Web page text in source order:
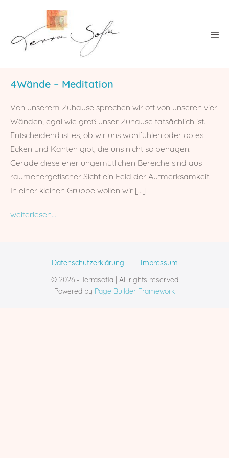
Inhalt
4Wände – Meditation
Von unserem Zuhause sprechen wir oft von unseren vier
Wänden, egal wie groß unser Zuhause tatsächlich ist.
Entscheidend ist es, ob wir uns wohlfühlen oder ob es
Ecken und Kanten gibt, die uns nicht so behagen.
Gerade diese eher ungemütlichen Bereiche sind aus
raumenergetischer Sicht ein Feld der Aufmerksamkeit.
In einer kleinen Gruppe wollen wir […]
weiterlesen...
Datenschutzerklärung
Impressum
© 2026 - Terrasofia | All rights reserved
Powered by Page Builder Framework